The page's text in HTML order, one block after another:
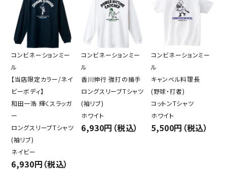
コンビネーションミー
ル
【当店限定カラー/ネイ
ビーボディ】
和田一浩 輝くスラッガ
ー
ロングスリーブTシャツ
(袖リブ)
ネイビー
6,930円（税込）
コンビネーションミー
ル
香川伸行 強打の捕手
ロングスリーブTシャツ
(袖リブ)
ホワイト
6,930円（税込）
コンビネーションミー
ル
キャンベル料理長
(野球・打者)
コットンTシャツ
ホワイト
5,500円（税込）